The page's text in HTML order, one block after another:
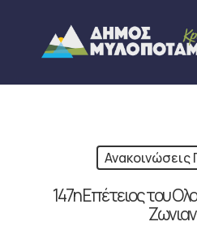
content
Ανακοινώσεις
147η Επέτειος του